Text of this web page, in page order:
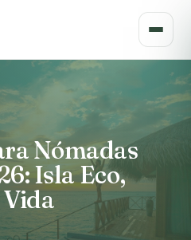
Nómadas
Isla Eco,